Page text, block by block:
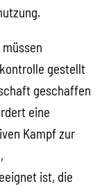
gestellt
geschaffen
eine
Kampf zur
ist, die